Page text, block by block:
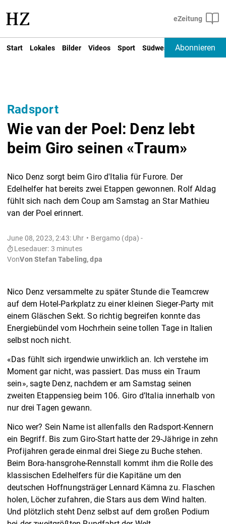
Start Lokales Bilder Videos Sport Südwest Deutschland
Abonnieren
Radsport
Wie van der Poel: Denz lebt
beim Giro seinen «Traum»
Nico Denz sorgt beim Giro d'Italia für Furore. Der
Edelhelfer hat bereits zwei Etappen gewonnen. Rolf Aldag
fühlt sich nach dem Coup am Samstag an Star Mathieu
van der Poel erinnert.
June 08, 2023, 2:43: Uhr
Bergamo (dpa) -
Lesedauer: 3 minutes
VonVon Stefan Tabeling, dpa
Nico Denz versammelte zu später Stunde die Teamcrew
auf dem Hotel-Parkplatz zu einer kleinen Sieger-Party mit
einem Gläschen Sekt. So richtig begreifen konnte das
Energiebündel vom Hochrhein seine tollen Tage in Italien
selbst noch nicht.
«Das fühlt sich irgendwie unwirklich an. Ich verstehe im
Moment gar nicht, was passiert. Das muss ein Traum
sein», sagte Denz, nachdem er am Samstag seinen
zweiten Etappensieg beim 106. Giro d’Italia innerhalb von
nur drei Tagen gewann.
Nico wer? Sein Name ist allenfalls den Radsport-Kennern
ein Begriff. Bis zum Giro-Start hatte der 29-Jährige in zehn
Profijahren gerade einmal drei Siege zu Buche stehen.
Beim Bora-hansgrohe-Rennstall kommt ihm die Rolle des
klassischen Edelhelfers für die Kapitäne um den
deutschen Hoffnungsträger Lennard Kämna zu. Flaschen
holen, Löcher zufahren, die Stars aus dem Wind halten.
Und plötzlich steht Denz selbst auf dem großen Podium